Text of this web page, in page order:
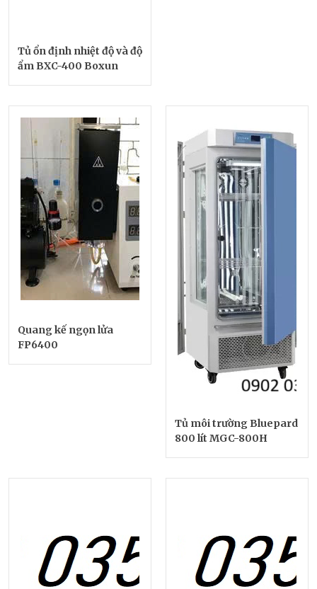
Tủ ổn định nhiệt độ và độ
ẩm BXC-400 Boxun
Quang kế ngọn lửa
FP6400
Tủ môi trường Bluepard
800 lít MGC-800H